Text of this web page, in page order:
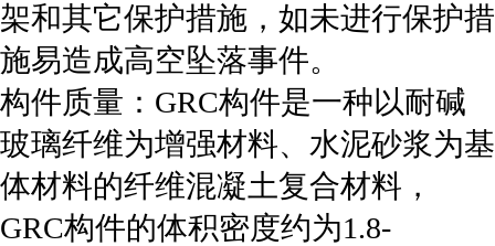
架和其它保护措施，如未进行保护措
施易造成高空坠落事件。
构件质量：GRC构件是一种以耐碱
玻璃纤维为增强材料、水泥砂浆为基
体材料的纤维混凝土复合材料，
GRC构件的体积密度约为1.8-